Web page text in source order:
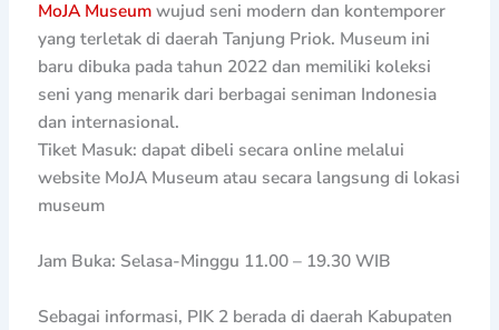
MoJA Museumwujud seni modern dan kontemporer
yang terletak di daerah Tanjung Priok. Museum ini
baru dibuka pada tahun 2022 dan memiliki koleksi
seni yang menarik dari berbagai seniman Indonesia
dan internasional.
Tiket Masuk: dapat dibeli secara online melalui
website MoJA Museum atau secara langsung di lokasi
museum
Jam Buka: Selasa-Minggu 11.00 – 19.30 WIB
Sebagai informasi, PIK 2 berada di daerah Kabupaten